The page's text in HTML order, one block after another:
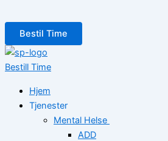
Bestil Time
Bestill Time
Hjem
Tjenester
Mental Helse
ADD